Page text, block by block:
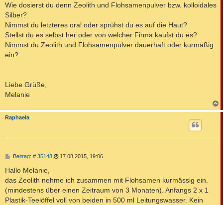
g
Wie dosierst du denn Zeolith und Flohsamenpulver bzw. kolloidales
Silber?
Nimmst du letzteres oral oder sprühst du es auf die Haut?
Stellst du es selbst her oder von welcher Firma kaufst du es?
Nimmst du Zeolith und Flohsamenpulver dauerhaft oder kurmäßig
ein?
Liebe Grüße,
Melanie
a
Raphaela
Beitrag: # 35148B
r
a
g
17.08.2015, 19:06
Hallo Melanie,
das Zeolith nehme ich zusammen mit Flohsamen kurmässig ein.
(mindestens über einen Zeitraum von 3 Monaten). Anfangs 2 x 1
Plastik-Teelöffel voll von beiden in 500 ml Leitungswasser. Kein